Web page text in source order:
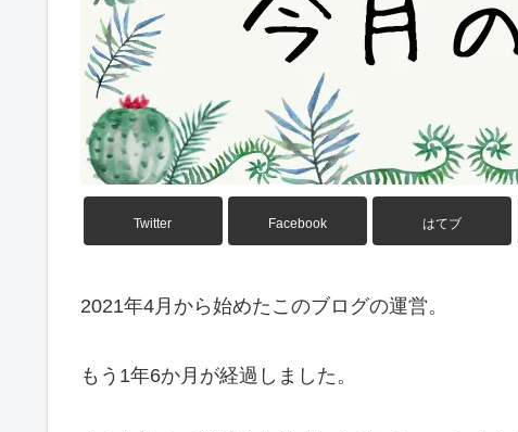
Twitter Facebook はてブ
2021年4月から始めたこのブログの運営。
もう1年6か月が経過しました。